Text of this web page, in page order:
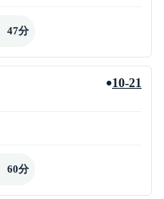
47分
●10-21
60分